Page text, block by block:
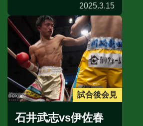
2025.3.15
試合後会見
石井武志vs伊佐春